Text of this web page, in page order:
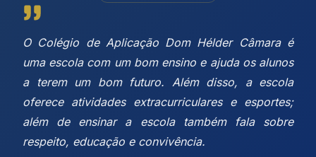
O Colégio de Aplicação Dom Hélder Câmara é
uma escola com um bom ensino e ajuda os alunos
a terem um bom futuro. Além disso, a escola
oferece atividades extracurriculares e esportes;
além de ensinar a escola também fala sobre
respeito, educação e convivência.